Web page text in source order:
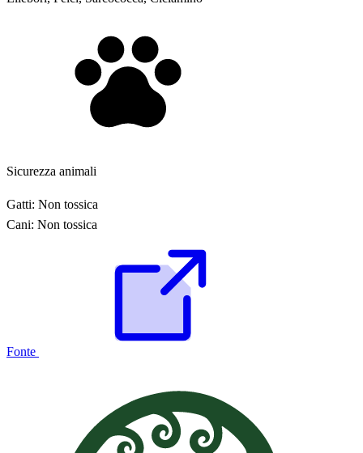
Sicurezza animali
Gatti: Non tossica
Cani: Non tossica
Fonte